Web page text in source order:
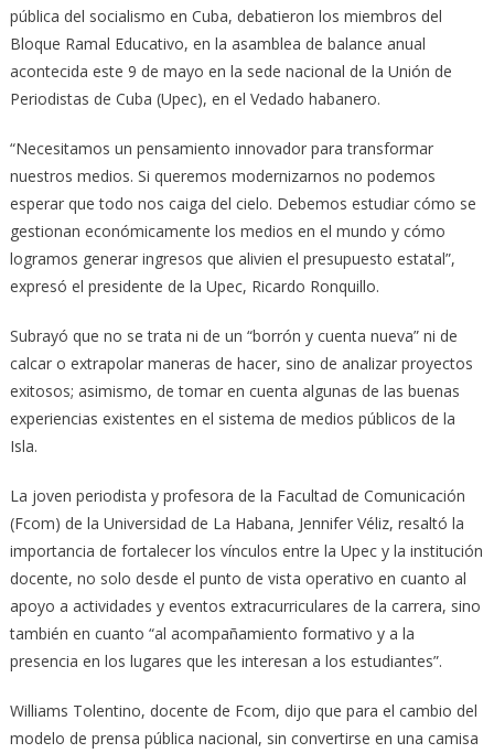
pública del socialismo en Cuba, debatieron los miembros del
Bloque Ramal Educativo, en la asamblea de balance anual
acontecida este 9 de mayo en la sede nacional de la Unión de
Periodistas de Cuba (Upec), en el Vedado habanero.
“Necesitamos un pensamiento innovador para transformar
nuestros medios. Si queremos modernizarnos no podemos
esperar que todo nos caiga del cielo. Debemos estudiar cómo se
gestionan económicamente los medios en el mundo y cómo
logramos generar ingresos que alivien el presupuesto estatal”,
expresó el presidente de la Upec, Ricardo Ronquillo.
Subrayó que no se trata ni de un “borrón y cuenta nueva” ni de
calcar o extrapolar maneras de hacer, sino de analizar proyectos
exitosos; asimismo, de tomar en cuenta algunas de las buenas
experiencias existentes en el sistema de medios públicos de la
Isla.
La joven periodista y profesora de la Facultad de Comunicación
(Fcom) de la Universidad de La Habana, Jennifer Véliz, resaltó la
importancia de fortalecer los vínculos entre la Upec y la institución
docente, no solo desde el punto de vista operativo en cuanto al
apoyo a actividades y eventos extracurriculares de la carrera, sino
también en cuanto “al acompañamiento formativo y a la
presencia en los lugares que les interesan a los estudiantes”.
Williams Tolentino, docente de Fcom, dijo que para el cambio del
modelo de prensa pública nacional, sin convertirse en una camisa